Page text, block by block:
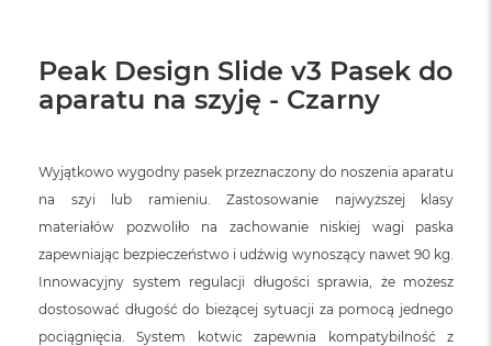
Peak Design Slide v3 Pasek do
aparatu na szyję - Czarny
Wyjątkowo wygodny pasek przeznaczony do noszenia aparatu
na szyi lub ramieniu. Zastosowanie najwyższej klasy
materiałów pozwoliło na zachowanie niskiej wagi paska
zapewniając bezpieczeństwo i udźwig wynoszący nawet 90 kg.
Innowacyjny system regulacji długości sprawia, że możesz
dostosować długość do bieżącej sytuacji za pomocą jednego
pociągnięcia. System kotwic zapewnia kompatybilność z